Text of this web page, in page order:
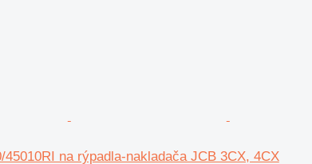
45010RI na rýpadla-nakladača JCB 3CX, 4CX